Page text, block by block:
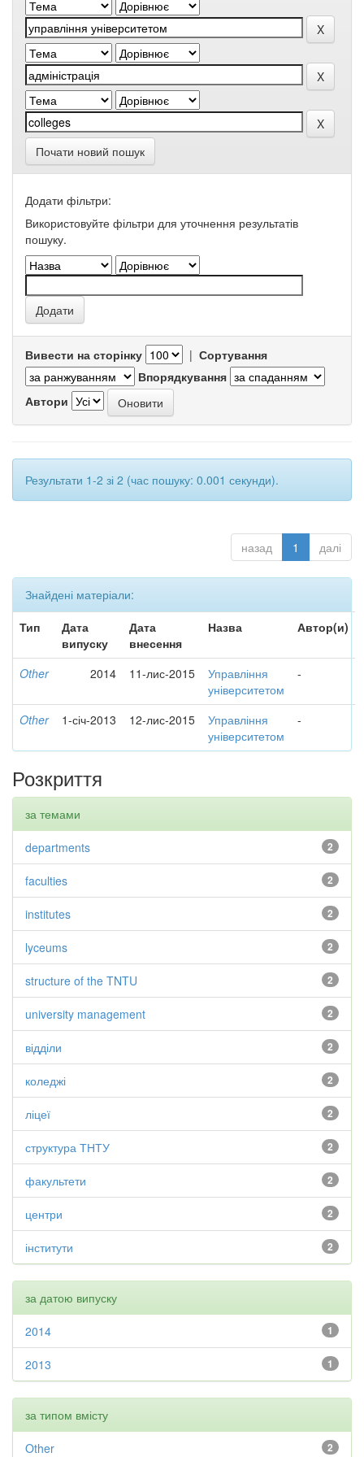
Почати новий пошук
Додати фільтри:
Використовуйте фільтри для уточнення результатів
пошуку.
Вивести на сторінку | Сортування
Впорядкування
Автори
Результати 1-2 зі 2 (час пошуку: 0.001 секунди).
назад 1 далі
Знайдені матеріали:
Тип
Дата
випуску
Дата
внесення
Назва Автор(и)
Other 2014 11-лис-2015
Управління
університетом
-
Other 1-січ-2013 12-лис-2015
Управління
університетом
-
Розкриття
за темами
2
departments
2
faculties
2
institutes
2
lyceums
2
structure of the TNTU
2
university management
2
відділи
2
коледжі
2
ліцеї
2
структура ТНТУ
2
факультети
2
центри
2
інститути
за датою випуску
1
2014
1
2013
за типом вмісту
2
Other